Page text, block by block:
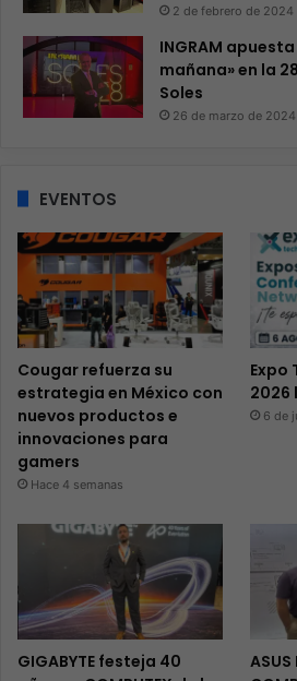
2 de febrero de 2024
INGRAM
mañana» en la
Soles
26 de marzo de 2024
EVENTOS
Cougar refuerza su
estrategia en México con
nuevos productos e
innovaciones para
gamers
Hace 4 semanas
Expo
2026
6 de
GIGABYTE festeja 40